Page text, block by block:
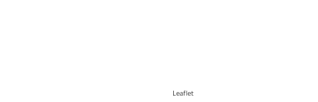
Leaflet